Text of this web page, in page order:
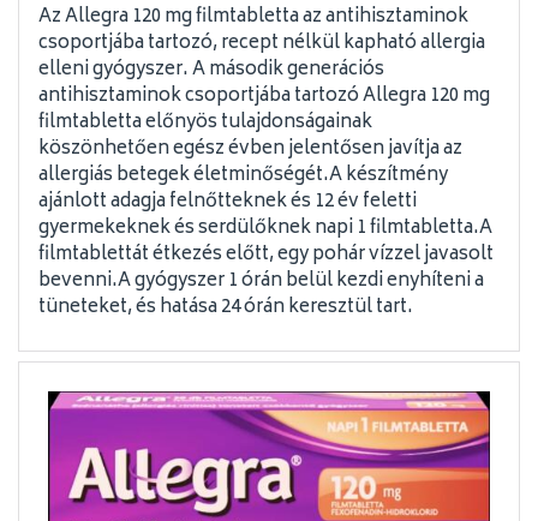
Az Allegra 120 mg filmtabletta az antihisztaminok
csoportjába tartozó, recept nélkül kapható allergia
elleni gyógyszer. A második generációs
antihisztaminok csoportjába tartozó Allegra 120 mg
filmtabletta előnyös tulajdonságainak
köszönhetően egész évben jelentősen javítja az
allergiás betegek életminőségét.A készítmény
ajánlott adagja felnőtteknek és 12 év feletti
gyermekeknek és serdülőknek napi 1 filmtabletta.A
filmtablettát étkezés előtt, egy pohár vízzel javasolt
bevenni.A gyógyszer 1 órán belül kezdi enyhíteni a
tüneteket, és hatása 24 órán keresztül tart.